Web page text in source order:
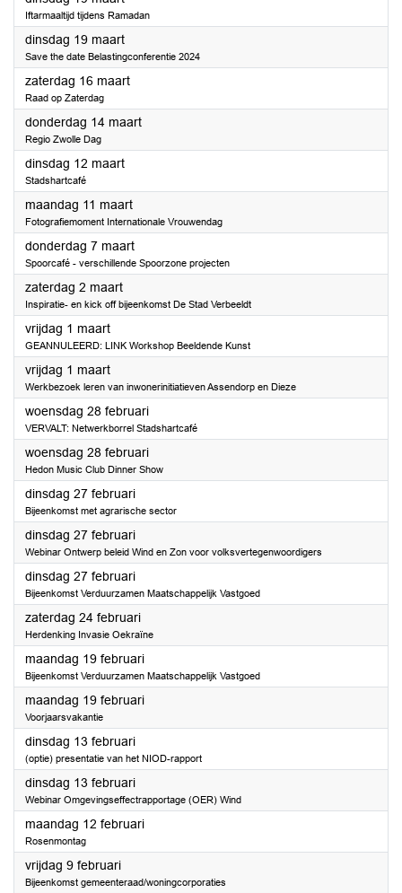
Iftarmaaltijd tijdens Ramadan
dinsdag 19 maart2024
Save the date Belastingconferentie 2024
zaterdag 16 maart2024
Raad op Zaterdag
donderdag 14 maart2024
Regio Zwolle Dag
dinsdag 12 maart2024
Stadshartcafé
maandag 11 maart2024
Fotografiemoment Internationale Vrouwendag
donderdag 7 maart2024
Spoorcafé - verschillende Spoorzone projecten
zaterdag 2 maart2024
Inspiratie- en kick off bijeenkomst De Stad Verbeeldt
vrijdag 1 maart2024
GEANNULEERD: LINK Workshop Beeldende Kunst
vrijdag 1 maart2024
Werkbezoek leren van inwonerinitiatieven Assendorp en Dieze
woensdag 28 februari2024
VERVALT: Netwerkborrel Stadshartcafé
woensdag 28 februari2024
Hedon Music Club Dinner Show
dinsdag 27 februari2024
Bijeenkomst met agrarische sector
dinsdag 27 februari2024
Webinar Ontwerp beleid Wind en Zon voor volksvertegenwoordigers
dinsdag 27 februari2024
Bijeenkomst Verduurzamen Maatschappelijk Vastgoed
zaterdag 24 februari2024
Herdenking Invasie Oekraïne
maandag 19 februari2024
Bijeenkomst Verduurzamen Maatschappelijk Vastgoed
maandag 19 februari2024
Voorjaarsvakantie
dinsdag 13 februari2024
(optie) presentatie van het NIOD-rapport
dinsdag 13 februari2024
Webinar Omgevingseffectrapportage (OER) Wind
maandag 12 februari2024
Rosenmontag
vrijdag 9 februari2024
Bijeenkomst gemeenteraad/woningcorporaties